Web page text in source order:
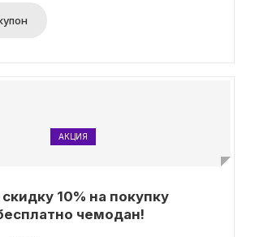
скидки необходимо
на сумму от 2500 RUB за один
АКЦИЯ
10% на покупку
чемодан!